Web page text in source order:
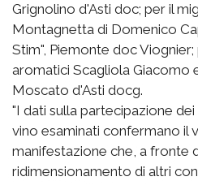
Grignolino d'Asti doc; per il
Montagnetta di Domenico
Stim", Piemonte doc
aromatici Scagliola Giacomo
Moscato d'Asti docg.
"I dati sulla partecipazione
vino esaminati confermano il
manifestazione che, a fronte
ridimensionamento di altri